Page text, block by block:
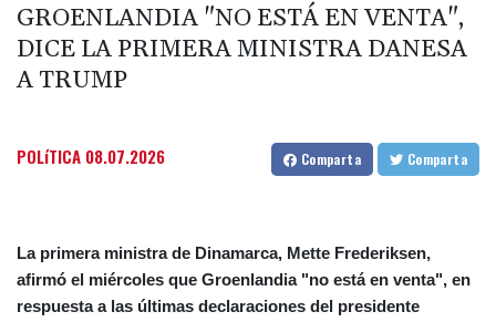
GROENLANDIA "NO ESTÁ EN VENTA",
DICE LA PRIMERA MINISTRA DANESA
A TRUMP
POLíTICA 08.07.2026 Comparta Comparta
La primera ministra de Dinamarca, Mette Frederiksen,
afirmó el miércoles que Groenlandia "no está en venta", en
respuesta a las últimas declaraciones del presidente